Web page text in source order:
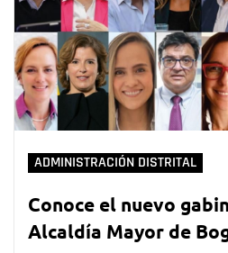
ADMINISTRACIÓN DISTRITAL
Conoce el nuevo
Alcaldía Mayor de